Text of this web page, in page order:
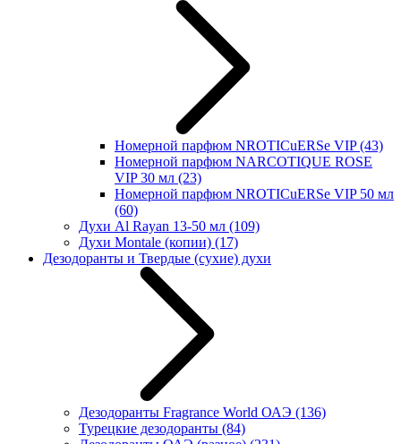
Номерной парфюм NROTICuERSe VIP(43)
Номерной парфюм NARCOTIQUE ROSE
VIP 30 мл (23)
Номерной парфюм NROTICuERSe VIP 50 мл
(60)
Духи Al Rayan 13-50 мл (109)
Духи Montale (копии) (17)
Дезодоранты и Твердые (сухие) духи
Дезодоранты Fragrance World ОАЭ (136)
Турецкие дезодоранты (84)